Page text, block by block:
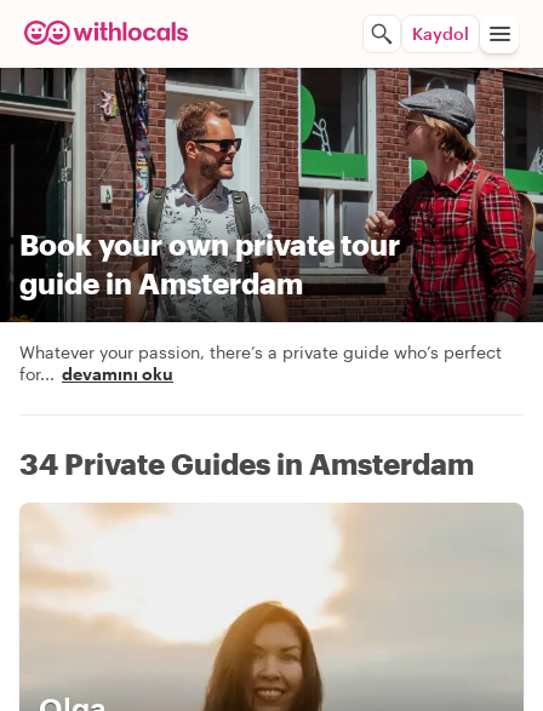
Kaydol
Book your own private tour
guide in Amsterdam
Whatever your passion, there’s a private guide who’s perfect
for... devamını oku
34 Private Guides in Amsterdam